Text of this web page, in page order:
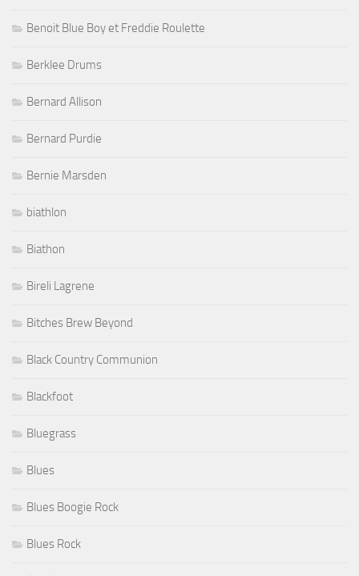
Benoit Blue Boy et Freddie Roulette
Berklee Drums
Bernard Allison
Bernard Purdie
Bernie Marsden
biathlon
Biathon
Bireli Lagrene
Bitches Brew Beyond
Black Country Communion
Blackfoot
Bluegrass
Blues
Blues Boogie Rock
Blues Rock